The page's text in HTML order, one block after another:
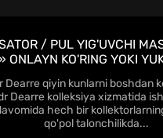
/ PUL YIG'UVCHI
ONLAYN KO'RING YOKI
Dearre qiyin kunlarni boshdan
Dearre kolleksiya xizmatida
hech bir
qo'pol talonchilikda...